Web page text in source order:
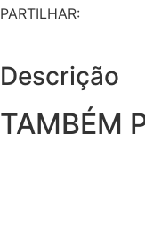
PARTILHAR:
Descrição
TAMBÉM